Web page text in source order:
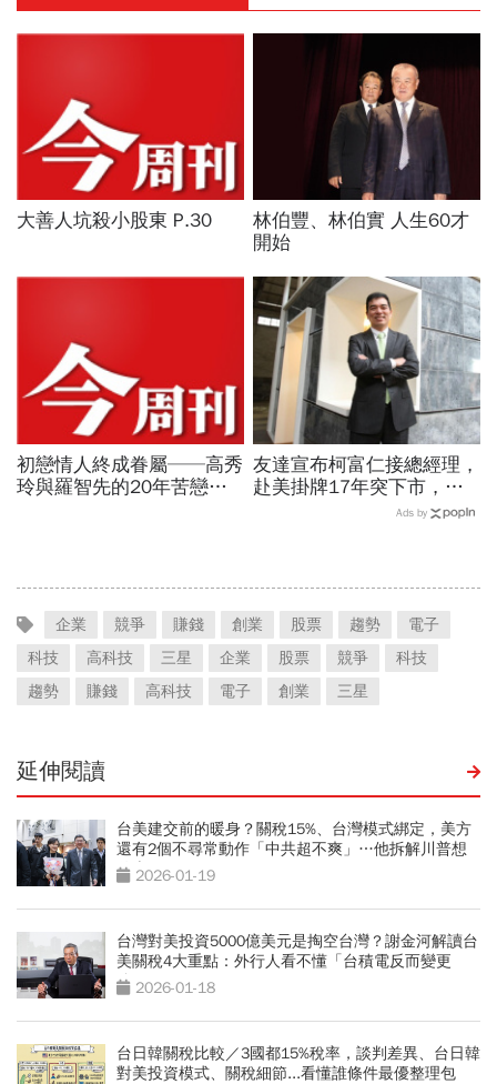
大善人坑殺小股東 P.30
林伯豐、林伯實 人生60才
開始
初戀情人終成眷屬──高秀
玲與羅智先的20年苦戀
友達宣布柯富仁接總經理，
赴美掛牌17年突下市，連
拋兩大震撼彈為哪樁？
Ads by
企業 競爭 賺錢 創業 股票 趨勢
電子
科技
高科技 三星 企業 股票 競爭
科技
趨勢
賺錢 高科技 電子 創業 三星
延伸閱讀
台美建交前的暖身？關稅15%、台灣模式綁定，美方
還有2個不尋常動作「中共超不爽」…他拆解川普想
什麼2026-01-19
台灣對美投資5000億美元是掏空台灣？謝金河解讀台
美關稅4大重點：外行人看不懂「台積電反而變更
強」2026-01-18
台日韓關稅比較／3國都15%稅率，談判差異、台日韓
對美投資模式、關稅細節...看懂誰條件最優整理包